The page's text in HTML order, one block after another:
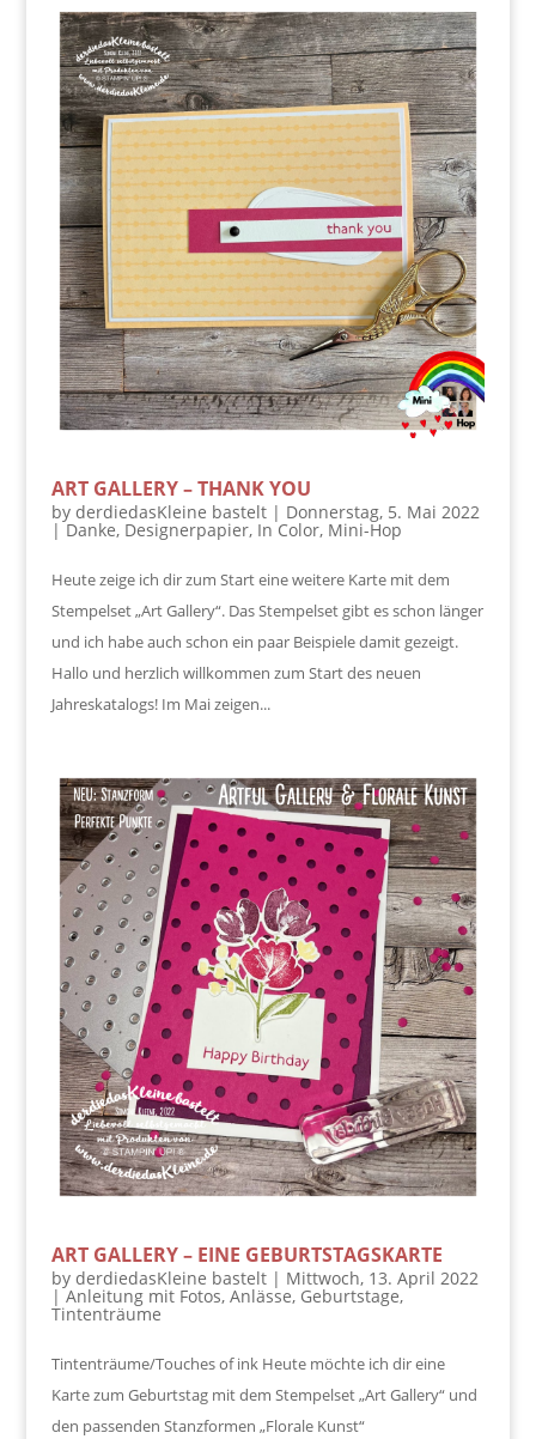
ART GALLERY – THANK YOU
by derdiedasKleine bastelt| Donnerstag, 5. Mai 2022
|Danke, Designerpapier, In Color, Mini-Hop
Heute zeige ich dir zum Start eine weitere Karte mit dem
Stempelset „Art Gallery“. Das Stempelset gibt es schon länger
und ich habe auch schon ein paar Beispiele damit gezeigt.
Hallo und herzlich willkommen zum Start des neuen
Jahreskatalogs! Im Mai zeigen...
ART GALLERY – EINE GEBURTSTAGSKARTE
by derdiedasKleine bastelt| Mittwoch, 13. April 2022
|Anleitung mit Fotos, Anlässe, Geburtstage,
Tintenträume
Tintenträume/Touches of ink Heute möchte ich dir eine
Karte zum Geburtstag mit dem Stempelset „Art Gallery“ und
den passenden Stanzformen „Florale Kunst“